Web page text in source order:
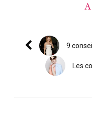
9
Les